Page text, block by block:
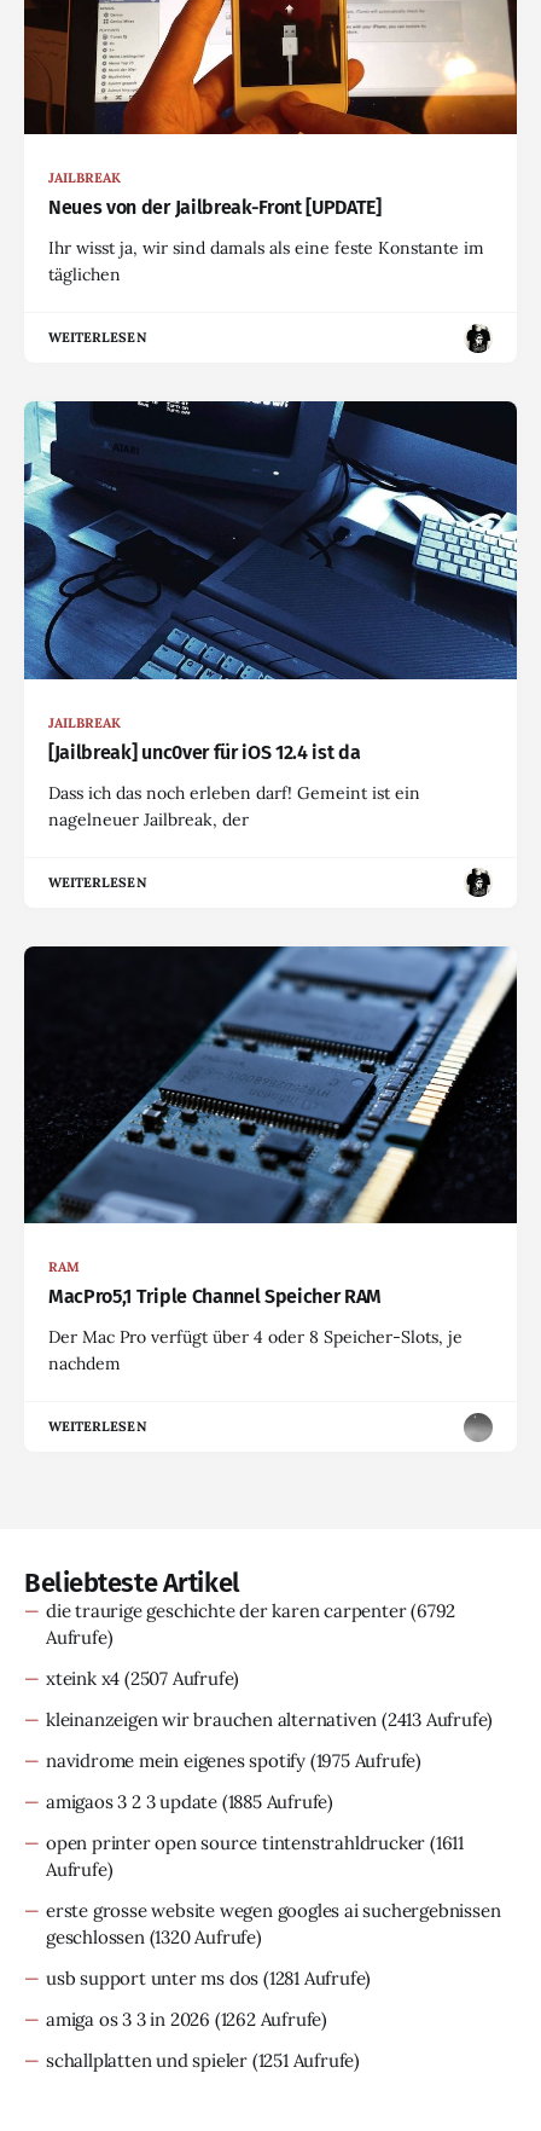
JAILBREAK
Neues von der Jailbreak-Front [UPDATE]
Ihr wisst ja, wir sind damals als eine feste Konstante im
täglichen
WEITERLESEN
JAILBREAK
[Jailbreak] unc0ver für iOS 12.4 ist da
Dass ich das noch erleben darf! Gemeint ist ein
nagelneuer Jailbreak, der
WEITERLESEN
RAM
MacPro5,1 Triple Channel Speicher RAM
Der Mac Pro verfügt über 4 oder 8 Speicher-Slots, je
nachdem
WEITERLESEN
Beliebteste Artikel
die traurige geschichte der karen carpenter(6792
Aufrufe)
xteink x4 (2507 Aufrufe)
kleinanzeigen wir brauchen alternativen (2413 Aufrufe)
navidrome mein eigenes spotify (1975 Aufrufe)
amigaos 3 2 3 update (1885 Aufrufe)
open printer open source tintenstrahldrucker (1611
Aufrufe)
erste grosse website wegen googles ai suchergebnissen
geschlossen(1320 Aufrufe)
usb support unter ms dos (1281 Aufrufe)
amiga os 3 3 in 2026 (1262 Aufrufe)
schallplatten und spieler (1251 Aufrufe)